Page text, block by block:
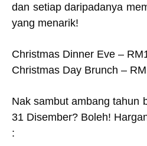
dan setiap daripadanya
yang menarik!
Christmas Dinner Eve –
Christmas Day Brunch –
Nak sambut ambang tahun
31 Disember? Boleh!
: